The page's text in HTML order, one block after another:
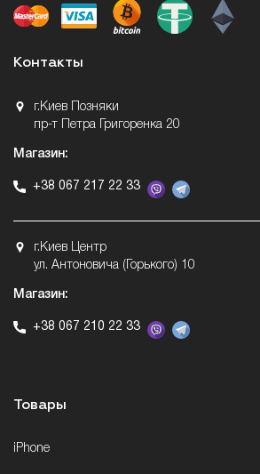
Контакты
г.Киев Позняки
пр-т Петра Григоренка 20
Магазин:
+38 067 217 22 33
г.Киев Центр
ул. Антоновича (Горького) 10
Магазин:
+38 067 210 22 33
Товары
iPhone